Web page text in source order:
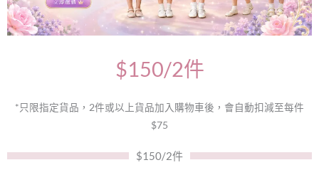
$150/2件
*只限指定貨品，2件或以上貨品加入購物車後，會自動扣減至每件
$75
$150/2件